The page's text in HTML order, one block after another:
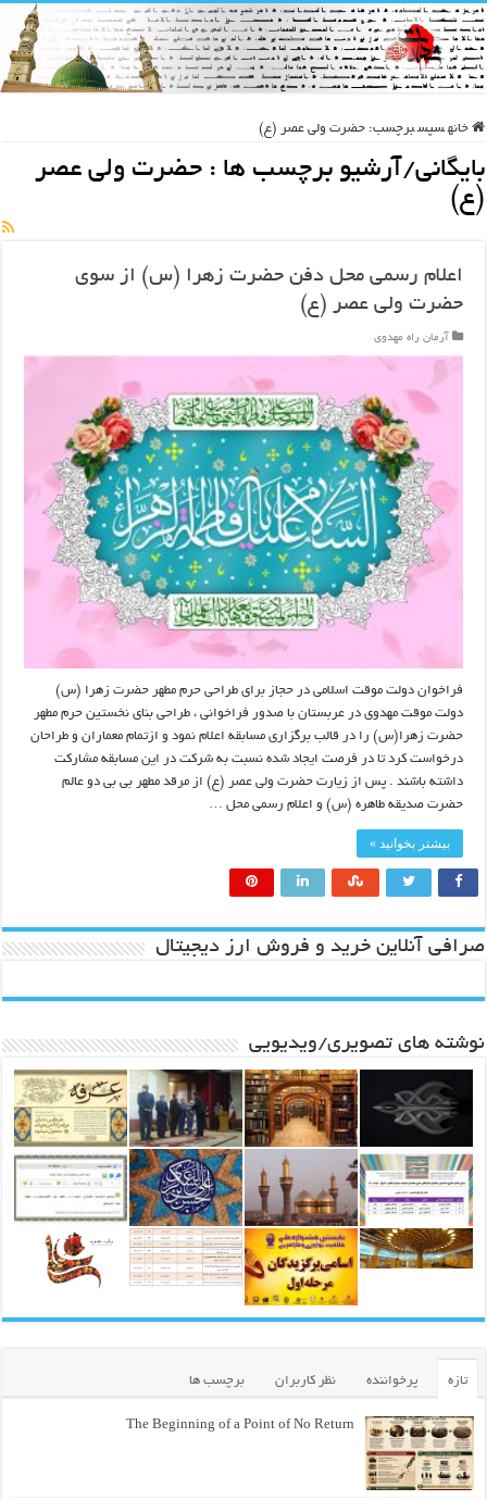
خانه سپس برچسب: حضرت ولی عصر (ع)
بایگانی/آرشیو برچسب ها : حضرت ولی عصر
(ع)
اعلام رسمی محل دفن حضرت زهرا (س) از سوی
حضرت ولی عصر (ع)
آرمان راه مهدوی
فراخوان دولت موقت اسلامی در حجاز برای طراحی حرم مطهر حضرت زهرا (س)
دولت موقت مهدوی در عربستان با صدور فراخوانی ، طراحی بنای نخستین حرم مطهر
حضرت زهرا(س) را در قالب برگزاری مسابقه اعلام نمود و ازتمام معماران و طراحان
درخواست کرد تا در فرصت ایجاد شده نسبت به شرکت در این مسابقه مشارکت
داشته باشند . پس از زیارت حضرت ولی عصر (ع) از مرقد مطهر بی بی دو عالم
حضرت صدیقه طاهره (س) و اعلام رسمی محل …
بیشتر بخوانید »
صرافی آنلاین خرید و فروش ارز دیجیتال
نوشته های تصویری/ویدیویی
تازه پرخواننده نظر کاربران برچسب ها
The Beginning of a Point of No Return